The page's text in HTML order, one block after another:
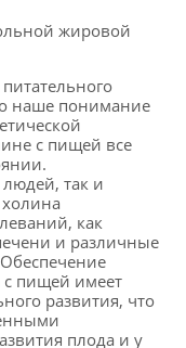
жировой
наше понимание
с пищей все
так и
как
и различные
с пищей имеет
развития, что
плода и у